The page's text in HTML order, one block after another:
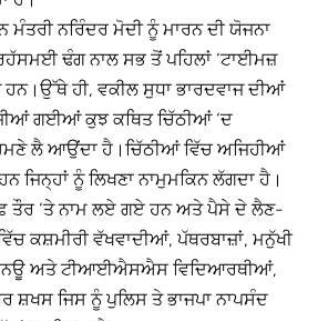
ਨਰਿੰਦਰ ਮੋਦੀ ਨੂੰ ਮਾਰਨ ਦੀ ਯੋਜਨਾ
ਢੰਗ ਨਾਲ ਸਭ ਤੋਂ ਪਹਿਲਾਂ ‘ਟਾਈਮਜ਼
ਹਨ।ਉੱਥੇ ਹੀ, ਵਕੀਲ ਸੁਧਾ ਭਾਰਦਵਾਜ ਦੀਆਂ
ਗਈਆਂ ਕੁਝ ਕਥਿਤ ਚਿੱਠੀਆਂ ‘ਦ
ਲੈ ਆਉਂਦਾ ਹੈ।ਚਿੱਠੀਆਂ ਵਿੱਚ ਅਜਿਹੀਆਂ
ਜਿਨ੍ਹਾਂ ਨੂੰ ਲਿਖਣਾ ਨਾਮੁਮਕਿਨ ਲੱਗਦਾ ਹੈ।
ਤੌਰ ‘ਤੇ ਨਾਮ ਲਏ ਗਏ ਹਨ ਅਤੇ ਪੈਸੇ ਦੇ ਲੈਣ-
ਕਸ਼ਮੀਰੀ ਵੱਖਵਾਦੀਆਂ, ਪੱਥਰਬਾਜ਼ਾਂ, ਮਨੁੱਖੀ
ਅਤੇ ਟੀਆਈਐਸਐਸ ਵਿਦਿਆਰਥੀਆਂ,
ਸ਼ਖਸ ਜਿਸ ਨੂੰ ਪੁਲਿਸ ਤੇ ਭਾਜਪਾ ਨਾਪਸੰਦ